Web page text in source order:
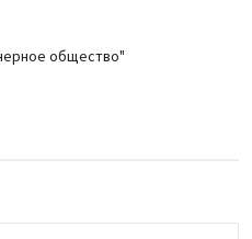
общество"